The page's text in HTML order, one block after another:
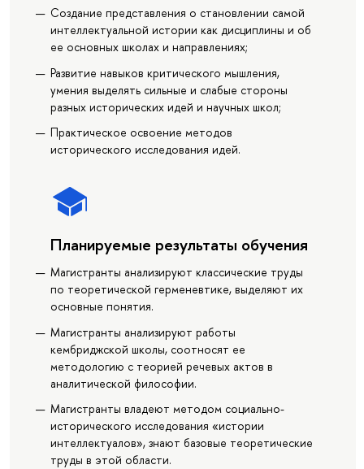
Создание представления о становлении самой
интеллектуальной истории как дисциплины и об
ее основных школах и направлениях;
Развитие навыков критического мышления,
умения выделять сильные и слабые стороны
разных исторических идей и научных школ;
Практическое освоение методов
исторического исследования идей.
Планируемые результаты обучения
Магистранты анализируют классические труды
по теоретической герменевтике, выделяют их
основные понятия.
Магистранты анализируют работы
кембриджской школы, соотносят ее
методологию с теорией речевых актов в
аналитической философии.
Магистранты владеют методом социально-
исторического исследования «истории
интеллектуалов», знают базовые теоретические
труды в этой области.